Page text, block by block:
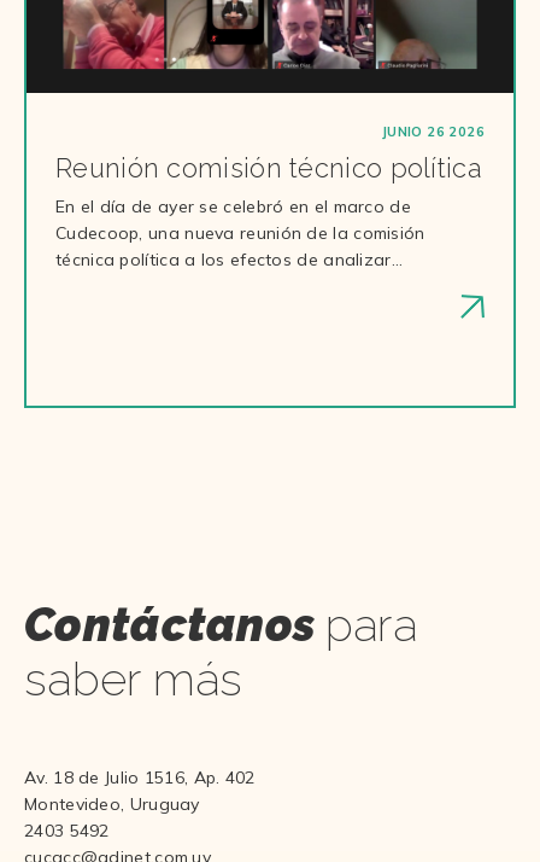
JUNIO 26 2026
Reunión comisión técnico política
En el día de ayer se celebró en el marco de
Cudecoop, una nueva reunión de la comisión
técnica política a los efectos de analizar…
Contáctanos para
saber más
Av. 18 de Julio 1516, Ap. 402
Montevideo, Uruguay
2403 5492
cucacc@adinet.com.uy